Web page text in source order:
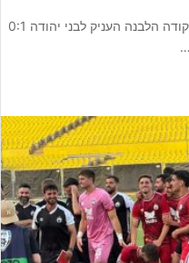
נוער גביע המדינה: שער של אורי חסן מהנקודה הלבנה העניק לבני יהודה 0:1